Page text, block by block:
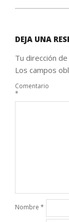
DEJA UNA
Tu dirección
Los campos
Comentario
*
Nombre *